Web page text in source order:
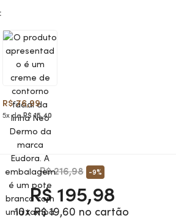
R$ 76,99
5x deR$ 15,40
R$ 216,98 -9%
R$195,98
10x R$ 19,60 no cartão